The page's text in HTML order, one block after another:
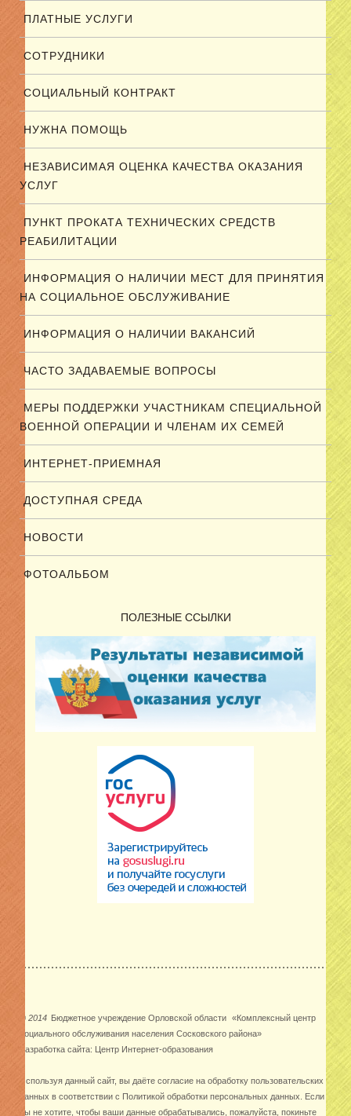
ПЛАТНЫЕ УСЛУГИ
СОТРУДНИКИ
СОЦИАЛЬНЫЙ КОНТРАКТ
НУЖНА ПОМОЩЬ
НЕЗАВИСИМАЯ ОЦЕНКА КАЧЕСТВА ОКАЗАНИЯ
УСЛУГ
ПУНКТ ПРОКАТА ТЕХНИЧЕСКИХ СРЕДСТВ
РЕАБИЛИТАЦИИ
ИНФОРМАЦИЯ О НАЛИЧИИ МЕСТ ДЛЯ ПРИНЯТИЯ
НА СОЦИАЛЬНОЕ ОБСЛУЖИВАНИЕ
ИНФОРМАЦИЯ О НАЛИЧИИ ВАКАНСИЙ
ЧАСТО ЗАДАВАЕМЫЕ ВОПРОСЫ
МЕРЫ ПОДДЕРЖКИ УЧАСТНИКАМ СПЕЦИАЛЬНОЙ
ВОЕННОЙ ОПЕРАЦИИ И ЧЛЕНАМ ИХ СЕМЕЙ
ИНТЕРНЕТ-ПРИЕМНАЯ
ДОСТУПНАЯ СРЕДА
НОВОСТИ
ФОТОАЛЬБОМ
ПОЛЕЗНЫЕ ССЫЛКИ
© 2014 Бюджетное учреждение Орловской области «Комплексный центр
социального обслуживания населения Сосковского района»
Разработка сайта: Центр Интернет-образования
Используя данный сайт, вы даёте согласие на обработку пользовательских
данных в соответствии с Политикой обработки персональных данных . Если
вы не хотите, чтобы ваши данные обрабатывались, пожалуйста, покиньте